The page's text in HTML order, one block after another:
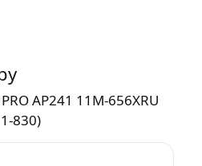
AP241 11M-656XRU
830)